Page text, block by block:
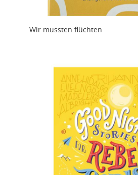
Wir mussten flüchten